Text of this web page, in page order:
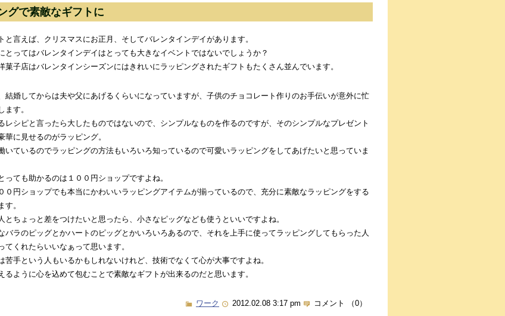
グで素敵なギフトに
と言えば、クリスマスにお正月、そしてバレンタインデイがあります。
とってはバレンタインデイはとっても大きなイベントではないでしょうか？
菓子店はバレンタインシーズンにはきれいにラッピングされたギフトもたくさん並んでいます。
結婚してからは夫や父にあげるくらいになっていますが、子供のチョコレート作りのお手伝いが意外に忙
ます。
レシピと言ったら大したものではないので、シンプルなものを作るのですが、そのシンプルなプレゼント
華に見せるのがラッピング。
いているのでラッピングの方法もいろいろ知っているので可愛いラッピングをしてあげたいと思っていま
っても助かるのは１００円ショップですよね。
０円ショップでも本当にかわいいラッピングアイテムが揃っているので、充分に素敵なラッピングをする
す。
とちょっと差をつけたいと思ったら、小さなピッグなども使うといいですよね。
バラのピッグとかハートのピッグとかいろいろあるので、それを上手に使ってラッピングしてもらった人
てくれたらいいなぁって思います。
苦手という人もいるかもしれないけれど、技術でなくて心が大事ですよね。
るように心を込めて包むことで素敵なギフトが出来るのだと思います。
ワーク 2012.02.08 3:17 pm コメント （0）